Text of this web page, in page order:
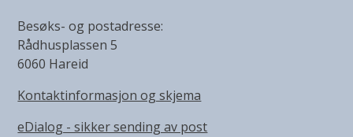
Besøks- og postadresse:
Rådhusplassen 5
6060 Hareid
Kontaktinformasjon og skjema
eDialog - sikker sending av post